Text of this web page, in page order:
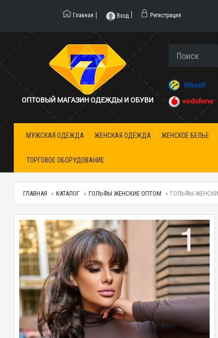
Главная Вход Регистрация
ОПТОВЫЙ МАГАЗИН ОДЕЖДЫ И ОБУВИ
МУЖСКАЯ ОДЕЖДА ЖЕНСКАЯ ОДЕЖДА ЖЕНСКОЕ БЕЛЬЕ
ТОРГОВОЕ ОБОРУДОВАНИЕ
ГЛАВНАЯ КАТАЛОГ ГОЛЬФЫ ЖЕНСКИЕ ОПТОМ ГОЛЬФЫ